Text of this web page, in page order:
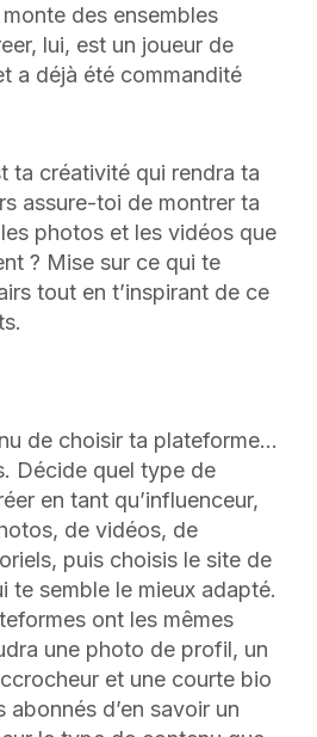
des ensembles
lui, est un joueur de
a déjà été commandité
ta créativité qui rendra ta
assure-toi de montrer ta
photos et les vidéos que
? Mise sur ce qui te
tout en t’inspirant de ce
de choisir ta plateforme…
Décide quel type de
en tant qu’influenceur,
de vidéos, de
puis choisis le site de
te semble le mieux adapté.
ont les mêmes
une photo de profil, un
et une courte bio
d’en savoir un